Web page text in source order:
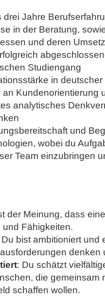
drei Jahre
in der Beratung,
und deren
Studiengang
in
an Kundenorientierung
analytisches
und
wobei du
Team einzubringen
der Meinung, dass
und Fähigkeiten.
Du bist ambitioniert und
: Du schätzt
die gemeinsam
schaffen wollen.